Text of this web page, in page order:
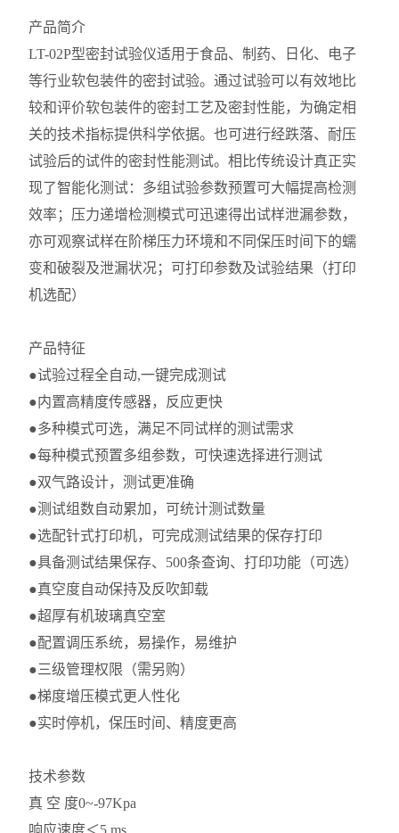
产品简介
LT-02P型密封试验仪适用于食品、制药、日化、电子
等行业软包装件的密封试验。通过试验可以有效地比
较和评价软包装件的密封工艺及密封性能，为确定相
关的技术指标提供科学依据。也可进行经跌落、耐压
试验后的试件的密封性能测试。相比传统设计真正实
现了智能化测试：多组试验参数预置可大幅提高检测
效率；压力递增检测模式可迅速得出试样泄漏参数，
亦可观察试样在阶梯压力环境和不同保压时间下的蠕
变和破裂及泄漏状况；可打印参数及试验结果（打印
机选配）
产品特征
●试验过程全自动,一键完成测试
●内置高精度传感器，反应更快
●多种模式可选，满足不同试样的测试需求
●每种模式预置多组参数，可快速选择进行测试
●双气路设计，测试更准确
●测试组数自动累加，可统计测试数量
●选配针式打印机，可完成测试结果的保存打印
●具备测试结果保存、500条查询、打印功能（可选）
●真空度自动保持及反吹卸载
●超厚有机玻璃真空室
●配置调压系统，易操作，易维护
●三级管理权限（需另购）
●梯度增压模式更人性化
●实时停机，保压时间、精度更高
技术参数
真 空 度0~-97Kpa
响应速度＜5 ms